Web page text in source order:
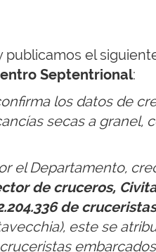
publicamos el
Septentrional​:
los datos de
secas a granel,
Departamento,
de cruceros,
de cruceristas
este se